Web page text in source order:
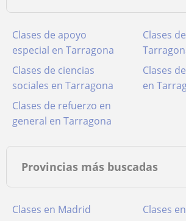
Clases de apoyo
especial en Tarragona
Clases
Clases de ciencias
sociales en Tarragona
Clases
en
Clases de refuerzo en
general en Tarragona
Provincias más buscadas
Clases en Madrid
Clases